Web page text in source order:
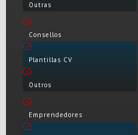
Outras
Consellos
Plantillas CV
Outros
Emprendedores